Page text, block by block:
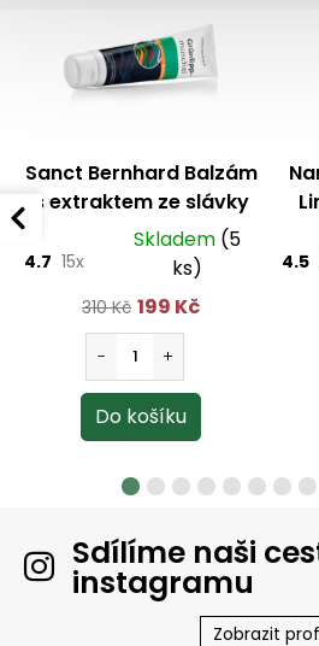
Sanct Bernhard Balzám
s extraktem ze slávky
jedlé 150 ml
4.7 15x
Skladem (5
ks)
310 Kč 199 Kč
4.5
Sdílíme naši
instagramu
Zobrazit